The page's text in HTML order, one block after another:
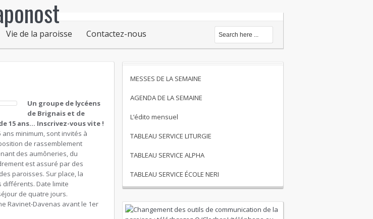
Vie de la paroisse Contactez-nous
Un groupe de lycéens
de Brignais et de
15 ans… Inscrivez-vous vite !
minimum, sont invités à
de rassemblement
des aumôneries, du
est assuré par des
paroisses. Sur place, la
différents. Date limite
de quatre jours.
Ravinet-Davenas avant le 1er
MESSES DE LA SEMAINE
AGENDA DE LA SEMAINE
L’édito mensuel
TABLEAU SERVICE LITURGIE
TABLEAU SERVICE ALPHA
TABLEAU SERVICE ÉCOLE NERI